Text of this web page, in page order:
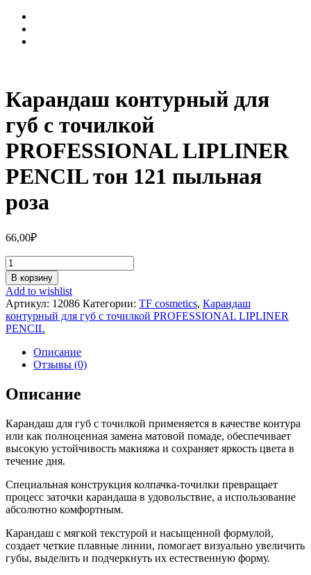
Карандаш контурный для
губ с точилкой
PROFESSIONAL LIPLINER
PENCIL тон 121 пыльная
роза
66,00₽
Количество
Карандаш
контурный
для
губ
с
точилкой
PROFESSIONAL
LIPLINER
PENCIL
тон
121
роза
В корзину
Add to wishlist
Артикул: 12086 Категории: TF cosmetics, Карандаш
контурный для губ с точилкой PROFESSIONAL LIPLINER
PENCIL
Описание
Отзывы (0)
Описание
Карандаш для губ с точилкой применяется в качестве контура
или как полноценная замена матовой помаде, обеспечивает
высокую устойчивость макияжа и сохраняет яркость цвета в
течение дня.
Специальная конструкция колпачка-точилки превращает
процесс заточки карандаша в удовольствие, а использование
абсолютно комфортным.
Карандаш c мягкой текстурой и насыщенной формулой,
создает четкие плавные линии, помогает визуально увеличить
губы, выделить и подчеркнуть их естественную форму.